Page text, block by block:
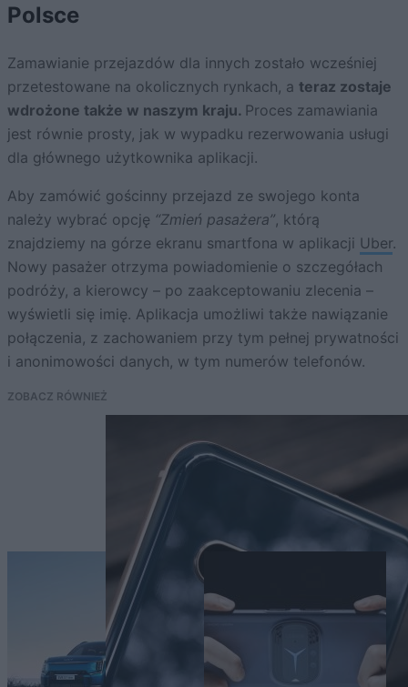
Polsce
Zamawianie przejazdów dla innych zostało wcześniej
przetestowane na okolicznych rynkach, a teraz zostaje
wdrożone także w naszym kraju. Proces zamawiania
jest równie prosty, jak w wypadku rezerwowania usługi
dla głównego użytkownika aplikacji.
Aby zamówić gościnny przejazd ze swojego konta
należy wybrać opcję “Zmień pasażera”, którą
znajdziemy na górze ekranu smartfona w aplikacji Uber.
Nowy pasażer otrzyma powiadomienie o szczegółach
podróży, a kierowcy – po zaakceptowaniu zlecenia –
wyświetli się imię. Aplikacja umożliwi także nawiązanie
połączenia, z zachowaniem przy tym pełnej prywatności
i anonimowości danych, w tym numerów telefonów.
ZOBACZ RÓWNIEŻ